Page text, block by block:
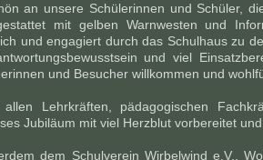
an unsere Schülerinnen und Schüler,
mit gelben Warnwesten und
und engagiert durch das Schulhaus zu
und viel
und Besucher willkommen und
Lehrkräften, pädagogischen
Jubiläum mit viel Herzblut vorbereitet
dem Schulverein Wirbelwind e.V.,